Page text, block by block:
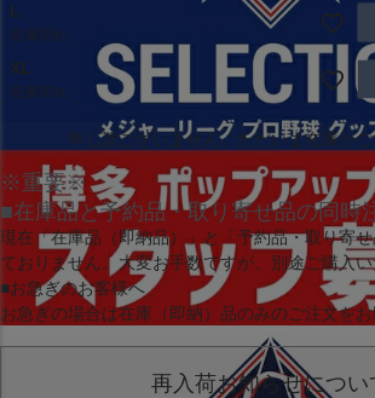
L
在庫切れ
XL
在庫切れ
申し訳ございません。ただいま在庫がご
※重要※
■在庫品と予約品・取り寄せ品の同時
現在 「在庫品（即納品）」 と 「予約品・取り寄
ておりません。大変お手数ですが、別途ご購入い
■お急ぎのお客様へ
お急ぎの場合は在庫（即納）品のみのご注文を
再入荷お知らせについ